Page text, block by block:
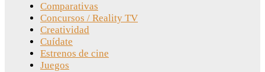
Comparativas
Concursos / Reality TV
Creatividad
Cuídate
Estrenos de cine
Juegos